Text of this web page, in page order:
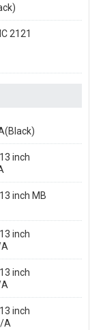
2121
inch
inch MB
inch
inch
inch
A